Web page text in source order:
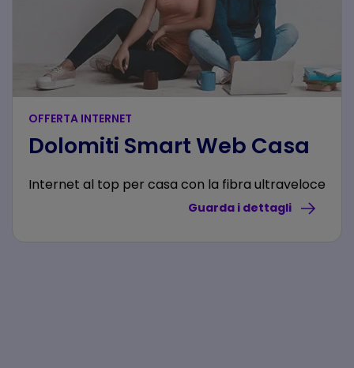
OFFERTA INTERNET
Dolomiti Smart Web Casa
Internet al top per casa con la fibra ultraveloce
Guarda i dettagli